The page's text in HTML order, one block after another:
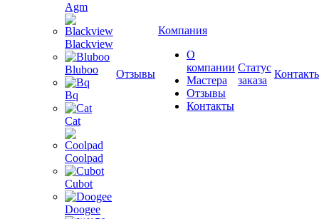
Agm
Blackview
Bluboo
Bq
Cat
Coolpad
Cubot
Doogee
Отзывы
Компания
О
компании
Мастера
Отзывы
Контакты
Статус
заказа